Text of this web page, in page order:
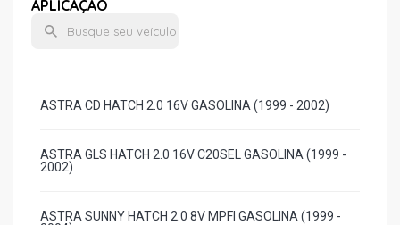
APLICAÇÃO
ASTRA CD HATCH 2.0 16V GASOLINA (1999 - 2002)
ASTRA GLS HATCH 2.0 16V C20SEL GASOLINA (1999 -
2002)
ASTRA SUNNY HATCH 2.0 8V MPFI GASOLINA (1999 -